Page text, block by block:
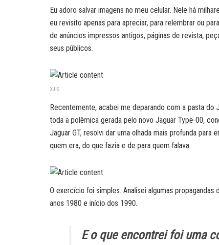
Eu adoro salvar imagens no meu celular. Nele há
eu revisito apenas para apreciar, para relembrar ou
de anúncios impressos antigos, páginas de revista,
seus públicos.
XJ-S
Recentemente, acabei me deparando com a pasta
toda a polêmica gerada pelo novo Jaguar Type-00,
Jaguar GT, resolvi dar uma olhada mais profunda
quem era, do que fazia e de para quem falava.
O exercício foi simples. Analisei algumas
anos 1980 e início dos 1990.
E o que encontrei foi uma